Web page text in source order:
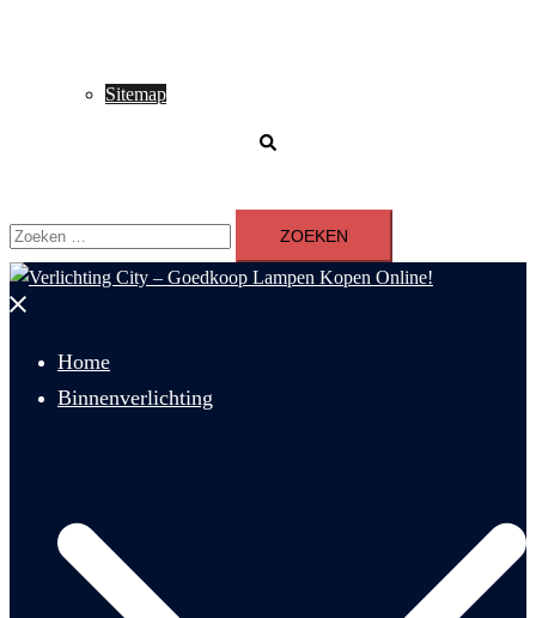
Sitemap
Zoeken
naar:
Menu
Home
Binnenverlichting